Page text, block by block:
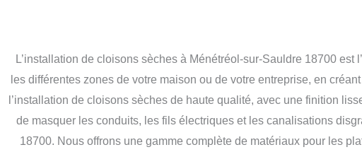
L’installation de cloisons sèches à Ménétréol-sur-Sauldre 18700
les différentes zones de votre maison ou de votre entreprise, en
l’installation de cloisons sèches de haute qualité, avec une finition
de masquer les conduits, les fils électriques et les canalisations
18700. Nous offrons une gamme complète de matériaux pour les